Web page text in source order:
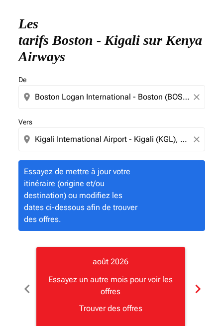
Les
tarifs Boston - Kigali sur Kenya
Airways
De
location_on close
Vers
location_on close
Essayez de mettre à jour votre
itinéraire (origine et/ou
destination) ou modifiez les
dates ci-dessous afin de trouver
des offres.
Essayez de mettre à jour votre itinéraire (origine et/
chevron_left
août 2026
Essayez un autre mois pour voir les
offres
Trouver des offres
chevron_right